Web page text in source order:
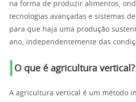
na forma de produzir alimentos,
tecnologias avançadas e sistemas
para que haja uma produção
ano, independentemente das
O que é agricultura vertical?
A agricultura vertical é um método